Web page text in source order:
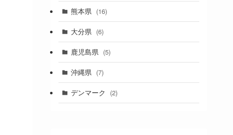
熊本県 (16)
大分県 (6)
鹿児島県 (5)
沖縄県 (7)
デンマーク (2)